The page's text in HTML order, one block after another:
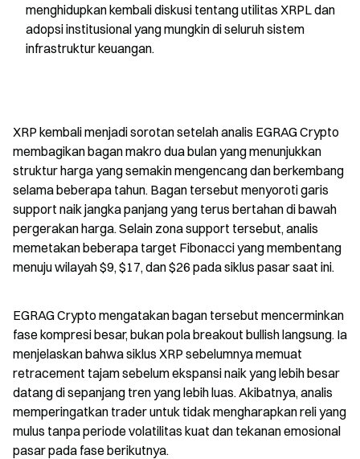
menghidupkan kembali diskusi tentang utilitas XRPL dan
adopsi institusional yang mungkin di seluruh sistem
infrastruktur keuangan.
XRP kembali menjadi sorotan setelah analis EGRAG Crypto
membagikan bagan makro dua bulan yang menunjukkan
struktur harga yang semakin mengencang dan berkembang
selama beberapa tahun. Bagan tersebut menyoroti garis
support naik jangka panjang yang terus bertahan di bawah
pergerakan harga. Selain zona support tersebut, analis
memetakan beberapa target Fibonacci yang membentang
menuju wilayah $9, $17, dan $26 pada siklus pasar saat ini.
EGRAG Crypto mengatakan bagan tersebut mencerminkan
fase kompresi besar, bukan pola breakout bullish langsung. Ia
menjelaskan bahwa siklus XRP sebelumnya memuat
retracement tajam sebelum ekspansi naik yang lebih besar
datang di sepanjang tren yang lebih luas. Akibatnya, analis
memperingatkan trader untuk tidak mengharapkan reli yang
mulus tanpa periode volatilitas kuat dan tekanan emosional
pasar pada fase berikutnya.